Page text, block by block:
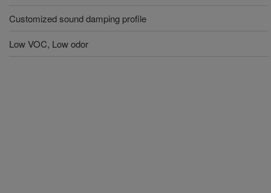
Customized sound damping profile
Low VOC, Low odor